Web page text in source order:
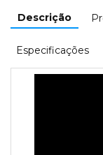
Descrição
Especificações